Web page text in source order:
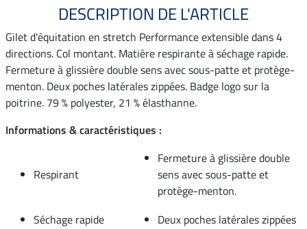
DESCRIPTION DE L'ARTICLE
Gilet d'équitation en stretch Performance extensible dans 4
directions. Col montant. Matière respirante à séchage rapide.
Fermeture à glissière double sens avec sous-patte et protège-
menton. Deux poches latérales zippées. Badge logo sur la
poitrine. 79 % polyester, 21 % élasthanne.
Informations & caractéristiques :
Respirant
Fermeture à glissière double
sens avec sous-patte et
protège-menton.
Séchage rapide
Deux poches latérales zippées